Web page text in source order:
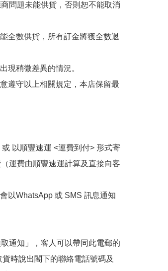
問題未能供貨，否則恕不能取消
全數供貨，所有訂金將獲全數退
現稍微差異的情況。
遵守以上相關規定，本店保留最
以順豐速運 <運費到付> 形式寄
運費由順豐速運計算及直接向客
以WhatsApp 或 SMS 訊息通知
通知」，客人可以帶同此電郵的
時說出閣下的聯絡電話號碼及